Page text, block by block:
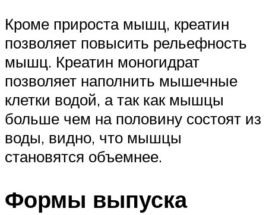
Кроме прироста мышц, креатин
позволяет повысить рельефность
мышц. Креатин моногидрат
позволяет наполнить мышечные
клетки водой, а так как мышцы
больше чем на половину состоят из
воды, видно, что мышцы
становятся объемнее.
Формы выпуска